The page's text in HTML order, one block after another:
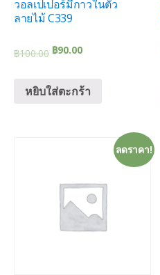
วอลเปเปอร์มีกาวในตัว
ลายไม้ C339
฿100.00 ฿90.00
หยิบใส่ตะกร้า
ลดราคา!